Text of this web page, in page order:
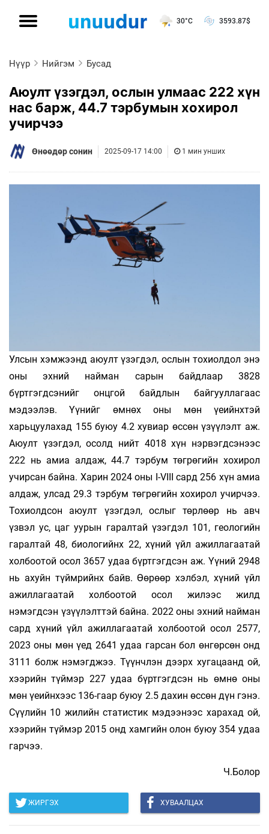
30°C 3593.87$
Нүүр Нийгэм Бусад
Аюулт үзэгдэл, ослын улмаас 222 хүн
нас барж, 44.7 тэрбумын хохирол
учирчээ
Өнөөдөр сонин 2025-09-17 14:00 1 мин унших
Улсын хэмжээнд аюулт үзэгдэл, ослын тохиолдол энэ
оны эхний найман сарын байдлаар 3828
бүртгэгдсэнийг онцгой байдлын байгууллагаас
мэдээлэв. Үүнийг өмнөх оны мөн үеийнхтэй
харьцуулахад 155 буюу 4.2 хувиар өссөн үзүүлэлт аж.
Аюулт үзэгдэл, осолд нийт 4018 хүн нэрвэгдсэнээс
222 нь амиа алдаж, 44.7 тэрбум төгрөгийн хохирол
учирсан байна. Харин 2024 оны I-VIII сард 256 хүн амиа
алдаж, улсад 29.3 тэрбум төгрөгийн хохирол учирчээ.
Тохиолдсон аюулт үзэгдэл, ослыг төрлөөр нь авч
үзвэл ус, цаг уурын гаралтай үзэгдэл 101, геологийн
гаралтай 48, биологийнх 22, хүний үйл ажиллагаатай
холбоотой осол 3657 удаа бүртгэгдсэн аж. Үүний 2948
нь ахуйн түймрийнх байв. Өөрөөр хэлбэл, хүний үйл
ажиллагаатай холбоотой осол жилээс жилд
нэмэгдсэн үзүүлэлттэй байна. 2022 оны эхний найман
сард хүний үйл ажиллагаатай холбоотой осол 2577,
2023 оны мөн үед 2641 удаа гарсан бол өнгөрсөн онд
3111 болж нэмэгджээ. Түүнчлэн дээрх хугацаанд ой,
хээрийн түймэр 227 удаа бүртгэгдсэн нь өмнө оны
мөн үеийнхээс 136-гаар буюу 2.5 дахин өссөн дүн гэнэ.
Сүүлийн 10 жилийн статистик мэдээнээс харахад ой,
хээрийн түймэр 2015 онд хамгийн олон буюу 354 удаа
гарчээ.
Ч.Болор
ЖИРГЭХ ХУВААЛЦАХ